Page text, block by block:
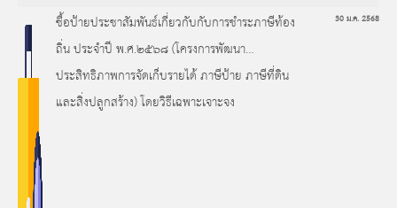
ซื้อป้ายประชาสัมพันธ์เกี่ยวกับกับการชำระภาษีท้อง
ถิ่น ประจำปี พ.ศ.๒๕๖๘ (โครงการพัฒนา
ประสิทธิภาพการจัดเก็บรายได้ ภาษีป้าย ภาษีที่ดิน
และสิ่งปลูกสร้าง) โดยวิธีเฉพาะเจาะจง
30 ม.ค. 2568